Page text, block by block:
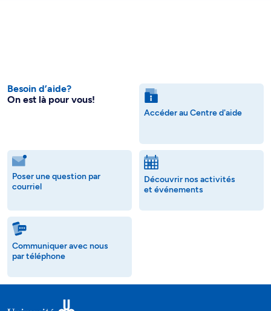
Besoin d’aide?
On est là pour vous!
Accéder au Centre d'aide
Poser une question par
courriel
Découvrir nos activités
et événements
Communiquer avec nous
par téléphone